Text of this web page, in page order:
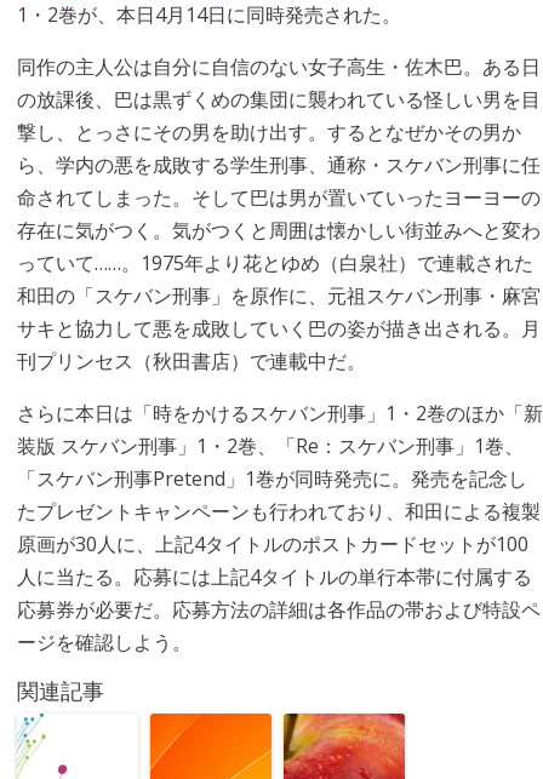
1・2巻が、本日4月14日に同時発売された。
同作の主人公は自分に自信のない女子高生・佐木巴。ある日
の放課後、巴は黒ずくめの集団に襲われている怪しい男を目
撃し、とっさにその男を助け出す。するとなぜかその男か
ら、学内の悪を成敗する学生刑事、通称・スケバン刑事に任
命されてしまった。そして巴は男が置いていったヨーヨーの
存在に気がつく。気がつくと周囲は懐かしい街並みへと変わ
っていて……。1975年より花とゆめ（白泉社）で連載された
和田の「スケバン刑事」を原作に、元祖スケバン刑事・麻宮
サキと協力して悪を成敗していく巴の姿が描き出される。月
刊プリンセス（秋田書店）で連載中だ。
さらに本日は「時をかけるスケバン刑事」1・2巻のほか「新
装版 スケバン刑事」1・2巻、「Re：スケバン刑事」1巻、
「スケバン刑事Pretend」1巻が同時発売に。発売を記念し
たプレゼントキャンペーンも行われており、和田による複製
原画が30人に、上記4タイトルのポストカードセットが100
人に当たる。応募には上記4タイトルの単行本帯に付属する
応募券が必要だ。応募方法の詳細は各作品の帯および特設ペ
ージを確認しよう。
関連記事